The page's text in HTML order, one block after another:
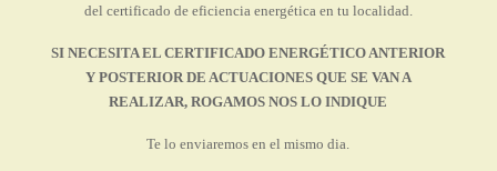
del certificado de eficiencia energética en tu localidad.
SI NECESITA EL CERTIFICADO ENERGÉTICO ANTERIOR
Y POSTERIOR DE ACTUACIONES QUE SE VAN A
REALIZAR, ROGAMOS NOS LO INDIQUE
Te lo enviaremos en el mismo dia.